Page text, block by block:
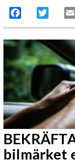
Facebook Twitter
bilmärket